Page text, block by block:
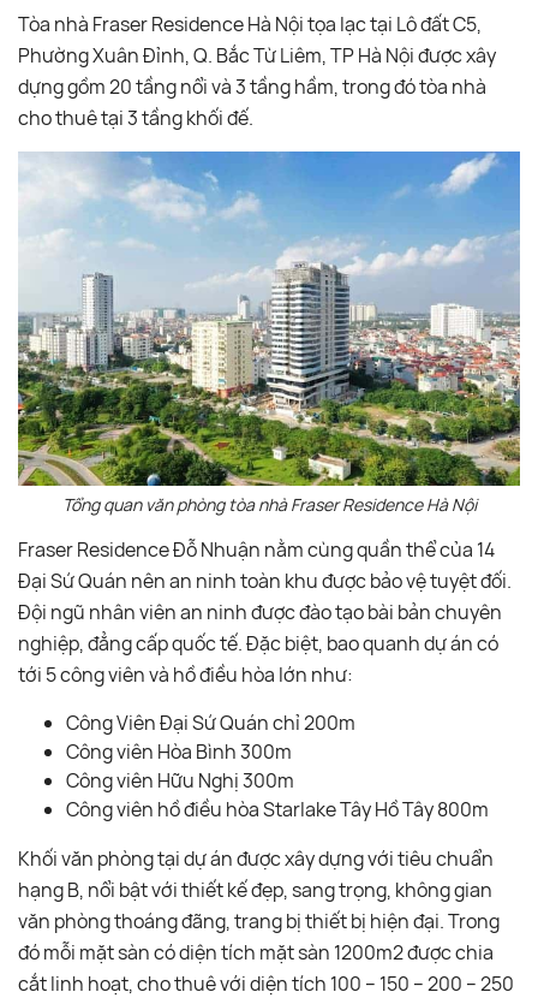
Tòa nhà Fraser Residence Hà Nội tọa lạc tại Lô đất C5,
Phường Xuân Đỉnh, Q. Bắc Từ Liêm, TP Hà Nội được xây
dựng gồm 20 tầng nổi và 3 tầng hầm, trong đó tòa nhà
cho thuê tại 3 tầng khối đế.
Tổng quan văn phòng tòa nhà Fraser Residence Hà Nội
Fraser Residence Đỗ Nhuận nằm cùng quần thể của 14
Đại Sứ Quán nên an ninh toàn khu được bảo vệ tuyệt đối.
Đội ngũ nhân viên an ninh được đào tạo bài bản chuyên
nghiệp, đẳng cấp quốc tế. Đặc biệt, bao quanh dự án có
tới 5 công viên và hồ điều hòa lớn như:
Công Viên Đại Sứ Quán chỉ 200m
Công viên Hòa Bình 300m
Công viên Hữu Nghị 300m
Công viên hồ điều hòa Starlake Tây Hồ Tây 800m
Khối văn phòng tại dự án được xây dựng với tiêu chuẩn
hạng B, nổi bật với thiết kế đẹp, sang trọng, không gian
văn phòng thoáng đãng, trang bị thiết bị hiện đại. Trong
đó mỗi mặt sàn có diện tích mặt sàn 1200m2 được chia
cắt linh hoạt, cho thuê với diện tích 100 – 150 – 200 – 250